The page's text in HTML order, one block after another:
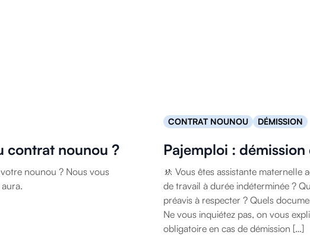
contrat nounou ?
nounou ? Nous vous
CONTRAT NOUNOU DÉMISSION
Pajemploi :
🚸 Vous êtes assistante
de travail à durée indéterminée ?
préavis à respecter ? Quels
Ne vous inquiétez pas, on vous
obligatoire en cas de démission […]